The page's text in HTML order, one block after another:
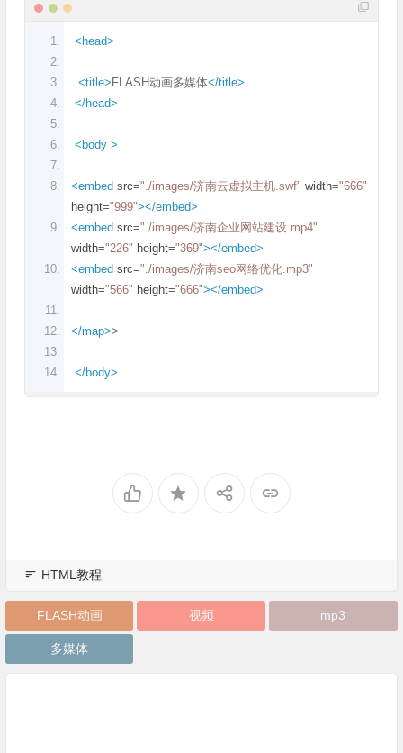
<head>
<title> FLASH动画多媒体</title>
</head>
<body >
<embed src="./images/济南云虚拟主机.swf" width="666"
height="999"></embed>
<embed src="./images/济南企业网站建设.mp4"
width="226" height="369"></embed>
<embed src="./images/济南seo网络优化.mp3"
width="566" height="666"></embed>
</map>>
</body>
HTML教程
FLASH动画 视频 mp3
多媒体